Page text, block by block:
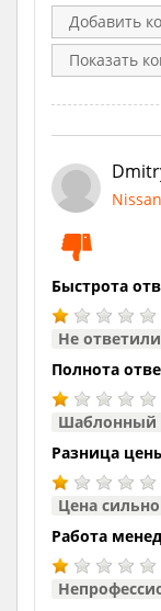
Добавить
Показать
Быстрота
Не ответили
Полнота
Шаблонный
Разница
Цена
Работа